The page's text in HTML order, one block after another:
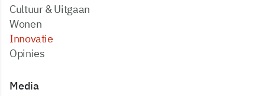
Cultuur & Uitgaan
Wonen
Innovatie
Opinies
Media